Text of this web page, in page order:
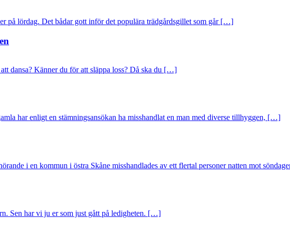
på lördag. Det bådar gott inför det populära trädgårdsgillet som går […]
dansa? Känner du för att släppa loss? Då ska du […]
har enligt en stämningsansökan ha misshandlat en man med diverse tillhyggen, […]
i en kommun i östra Skåne misshandlades av ett flertal personer natten mot
Sen har vi ju er som just gått på ledigheten. […]